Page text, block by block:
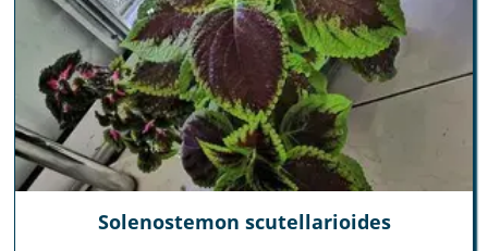
Solenostemon scutellarioides